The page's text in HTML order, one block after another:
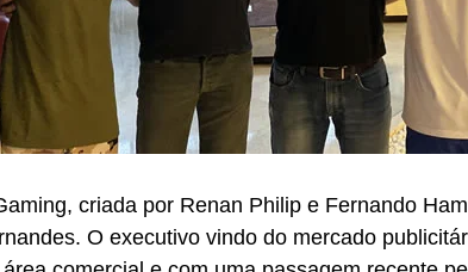
criada por Renan Philip e Fernando
O executivo vindo do mercado